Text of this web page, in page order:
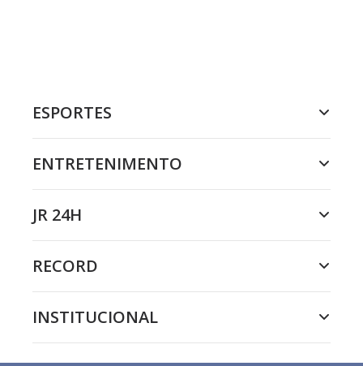
ESPORTES
ENTRETENIMENTO
JR 24H
RECORD
INSTITUCIONAL